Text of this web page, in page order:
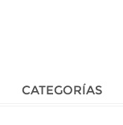
CATEGORÍAS